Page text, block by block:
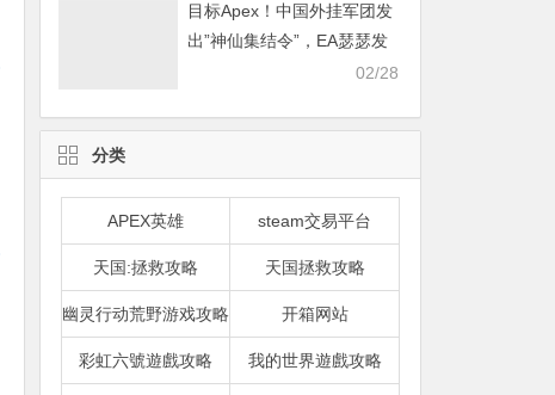
目标Apex！中国外挂军团发
出”神仙集结令”，EA瑟瑟发
02/28
分类
APEX英雄 steam交易平台
天国:拯救攻略 天国拯救攻略
幽灵行动荒野游戏攻略 开箱网站
彩虹六號遊戲攻略 我的世界遊戲攻略